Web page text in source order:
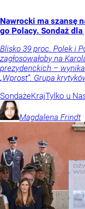
Nawrocki ma szansę
go Polacy. Sondaż dla
Blisko 39 proc. Polek i
zagłosowałoby na
prezydenckich –
„Wprost”. Grupa
SondażeKrajTylko u
Magdalena Frindt